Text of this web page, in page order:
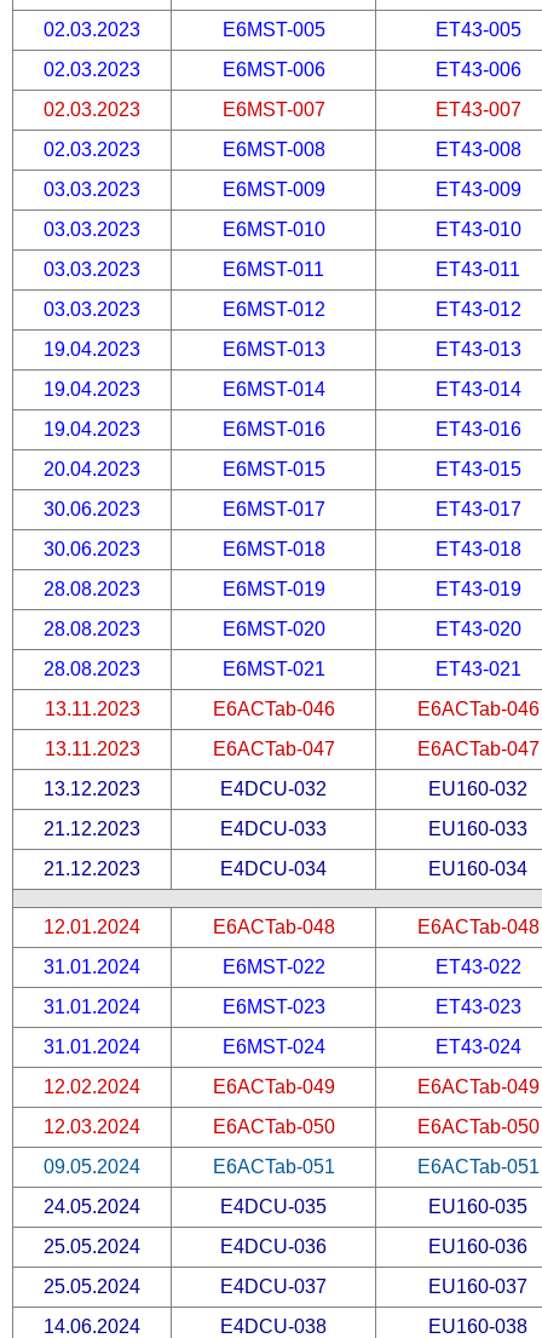
02.03.2023 E6MST-005
ET43-005
02.03.2023
E6MST-006
ET43-006
02.03.2023
E6MST-007
ET43-007
02.03.2023
E6MST-008
ET43-008
03.03.2023
E6MST-009
ET43-009
03.03.2023
E6MST-010
ET43-010
03.03.2023
E6MST-011
ET43-011
03.03.2023
E6MST-012
ET43-012
19.04.2023
E6MST-013
ET43-013
19.04.2023
E6MST-014
ET43-014
19.04.2023
E6MST-016
ET43-016
20.04.2023
E6MST-015
ET43-015
30.06.2023
E6MST-017
ET43-017
30.06.2023
E6MST-018
ET43-018
28.08.2023
E6MST-019
ET43-019
28.08.2023
E6MST-020
ET43-020
28.08.2023
E6MST-021
ET43-021
13.11.2023
E6ACTab-046
E6ACTab-046
13.11.2023
E6ACTab-047
E6ACTab-047
13.12.2023
E4DCU-032
EU160-032
21.12.2023
E4DCU-033
EU160-033
21.12.2023
E4DCU-034 EU160-034
12.01.2024 E6ACTab-048
E6ACTab-048
31.01.2024
E6MST-022
ET43-022
31.01.2024
E6MST-023
ET43-023
31.01.2024
E6MST-024
ET43-024
12.02.2024
E6ACTab-049
E6ACTab-049
12.03.2024
E6ACTab-050
E6ACTab-050
09.05.2024
E6ACTab-051
E6ACTab-051
24.05.2024
E4DCU-035
EU160-035
25.05.2024
E4DCU-036
EU160-036
25.05.2024
E4DCU-037
EU160-037
14.06.2024
E4DCU-038
EU160-038